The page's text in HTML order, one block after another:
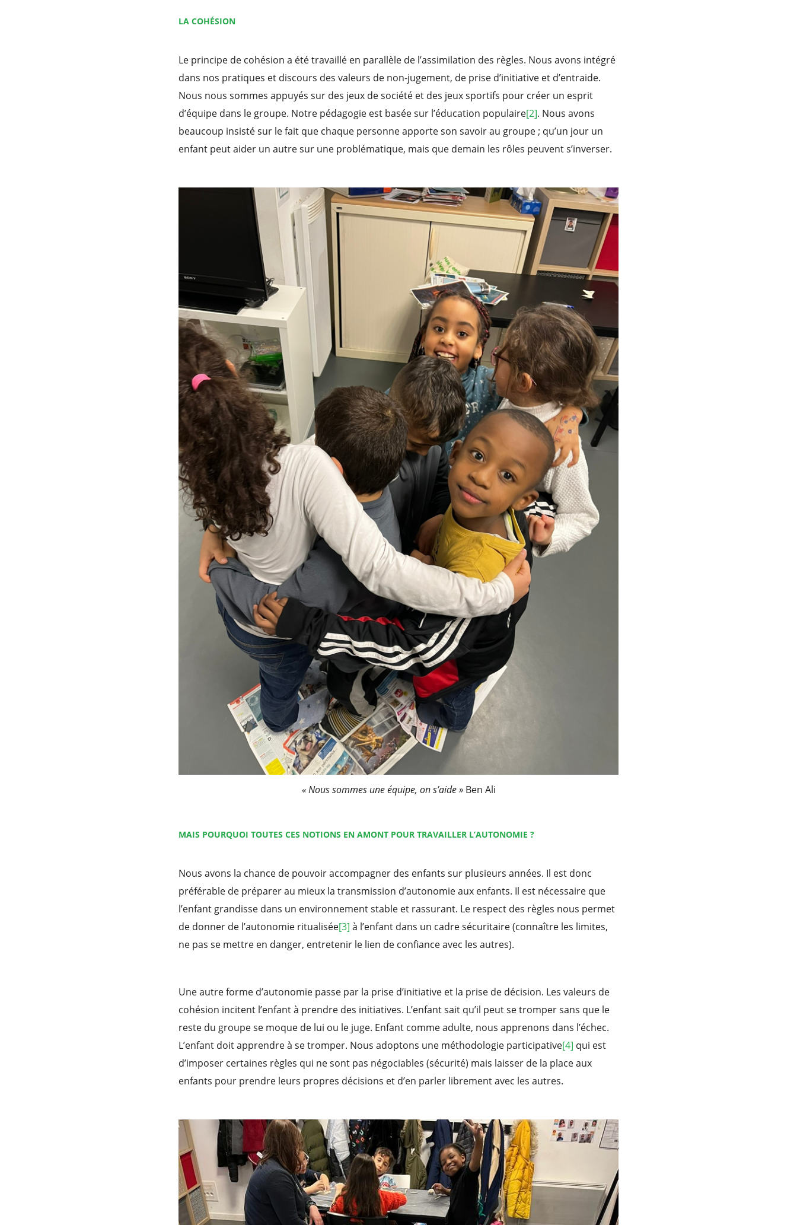
LA COHÉSION
Le principe de cohésion a été travaillé en parallèle de l’assimilation des règles. Nous avons intégré
dans nos pratiques et discours des valeurs de non-jugement, de prise d’initiative et d’entraide.
Nous nous sommes appuyés sur des jeux de société et des jeux sportifs pour créer un esprit
d’équipe dans le groupe. Notre pédagogie est basée sur l’éducation populaire[2]. Nous avons
beaucoup insisté sur le fait que chaque personne apporte son savoir au groupe ; qu’un jour un
enfant peut aider un autre sur une problématique, mais que demain les rôles peuvent s’inverser.
« Nous sommes une équipe, on s’aide » Ben Ali
MAIS POURQUOI TOUTES CES NOTIONS EN AMONT POUR TRAVAILLER L’AUTONOMIE ?
Nous avons la chance de pouvoir accompagner des enfants sur plusieurs années. Il est donc
préférable de préparer au mieux la transmission d’autonomie aux enfants. Il est nécessaire que
l’enfant grandisse dans un environnement stable et rassurant. Le respect des règles nous permet
de donner de l’autonomie ritualisée[3] à l’enfant dans un cadre sécuritaire (connaître les limites,
ne pas se mettre en danger, entretenir le lien de confiance avec les autres).
Une autre forme d’autonomie passe par la prise d’initiative et la prise de décision. Les valeurs de
cohésion incitent l’enfant à prendre des initiatives. L’enfant sait qu’il peut se tromper sans que le
reste du groupe se moque de lui ou le juge. Enfant comme adulte, nous apprenons dans l’échec.
L’enfant doit apprendre à se tromper. Nous adoptons une méthodologie participative[4] qui est
d’imposer certaines règles qui ne sont pas négociables (sécurité) mais laisser de la place aux
enfants pour prendre leurs propres décisions et d’en parler librement avec les autres.